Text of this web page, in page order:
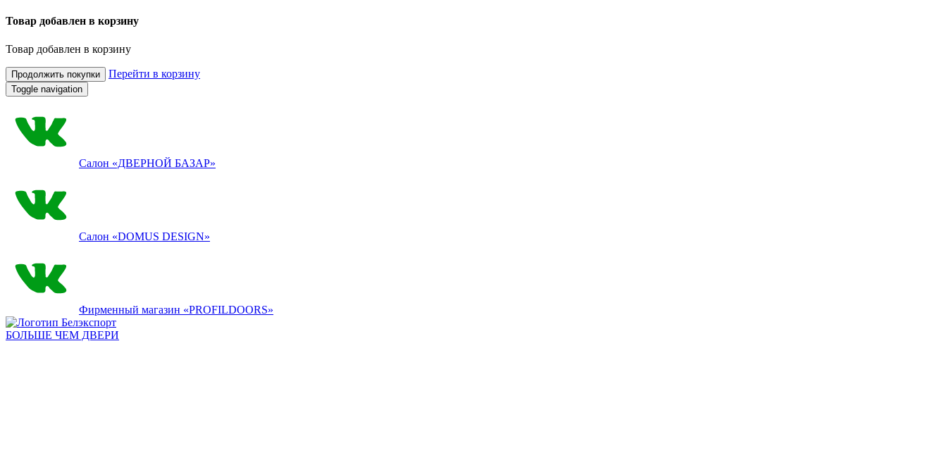
Товар добавлен в корзину
Товар добавлен в корзину
Продолжить покупки Перейти в корзину
Toggle navigation
Салон «ДВЕРНОЙ БАЗАР»
Салон «DOMUS DESIGN»
Фирменный магазин «PROFILDOORS»
БОЛЬШЕ ЧЕМ ДВЕРИ